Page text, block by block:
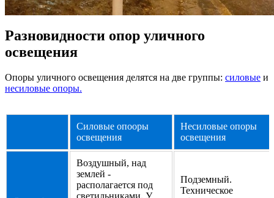
Разновидности опор уличного
освещения
Опоры уличного освещения делятся на две группы: силовые и
несиловые опоры.
Силовые опооры
освещения
Несиловые опоры
освещения
Воздушный, над
землей -
располагается под
Подземный.
Техническое